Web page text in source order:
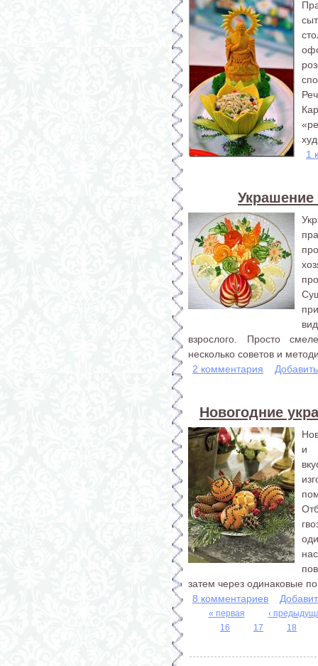
1
взрослого. Просто
несколько советов и
2 комментария
Новогодние
и
затем через одинаковые
8 комментариев
« первая
‹
16
17 18